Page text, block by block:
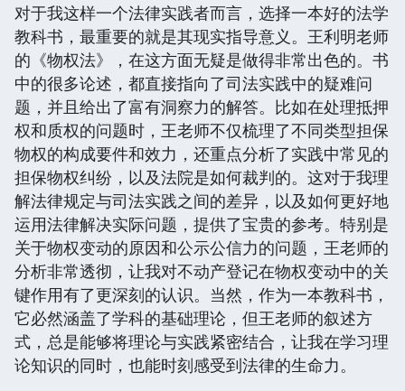
对于我这样一个法律实践者而言，选择一本好的法学
教科书，最重要的就是其现实指导意义。王利明老师
的《物权法》，在这方面无疑是做得非常出色的。书
中的很多论述，都直接指向了司法实践中的疑难问
题，并且给出了富有洞察力的解答。比如在处理抵押
权和质权的问题时，王老师不仅梳理了不同类型担保
物权的构成要件和效力，还重点分析了实践中常见的
担保物权纠纷，以及法院是如何裁判的。这对于我理
解法律规定与司法实践之间的差异，以及如何更好地
运用法律解决实际问题，提供了宝贵的参考。特别是
关于物权变动的原因和公示公信力的问题，王老师的
分析非常透彻，让我对不动产登记在物权变动中的关
键作用有了更深刻的认识。当然，作为一本教科书，
它必然涵盖了学科的基础理论，但王老师的叙述方
式，总是能够将理论与实践紧密结合，让我在学习理
论知识的同时，也能时刻感受到法律的生命力。